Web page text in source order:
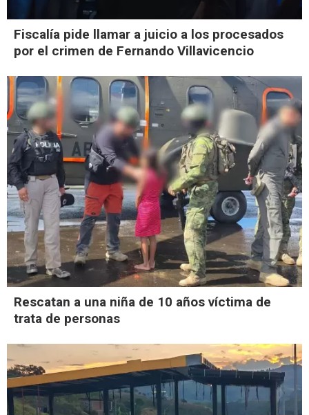
Fiscalía pide llamar a juicio a los procesados
por el crimen de Fernando Villavicencio
Rescatan a una niña de 10 años víctima de
trata de personas